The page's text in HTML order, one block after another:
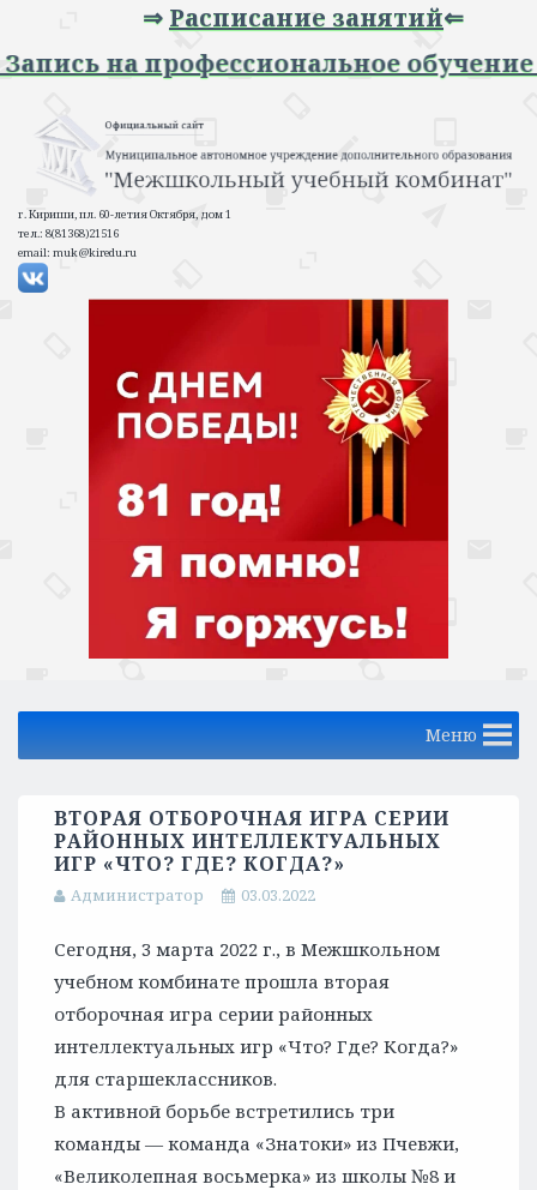
Расписание занятий⇐
на профессиональное обучение
г. Кириши, пл. 60-летия Октября, дом 1
тел.: 8(81368)21516
email: muk@kiredu.ru
Меню
ВТОРАЯ ОТБОРОЧНАЯ ИГРА СЕРИИ
РАЙОННЫХ ИНТЕЛЛЕКТУАЛЬНЫХ
ИГР «ЧТО? ГДЕ? КОГДА?»
Администратор 03.03.2022
Сегодня, 3 марта 2022 г., в Межшкольном
учебном комбинате прошла вторая
отборочная игра серии районных
интеллектуальных игр «Что? Где? Когда?»
для старшеклассников.
В активной борьбе встретились три
команды — команда «Знатоки» из Пчевжи,
«Великолепная восьмерка» из школы №8 и